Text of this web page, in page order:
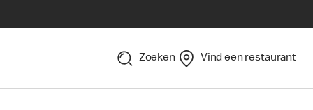
Zoeken Vind een restaurant